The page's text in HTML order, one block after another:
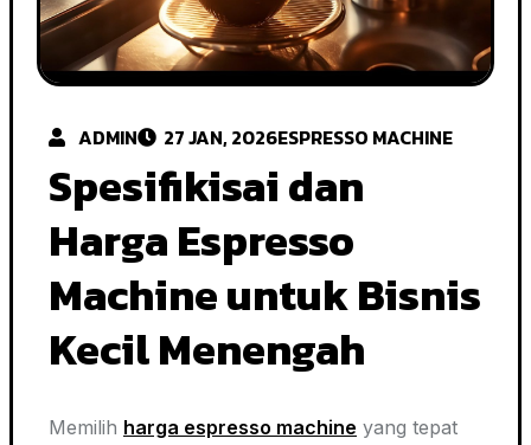
ADMIN 27 JAN, 2026ESPRESSO MACHINE
Spesifikisai dan
Harga Espresso
Machine untuk Bisnis
Kecil Menengah
Memilih harga espresso machine yang tepat